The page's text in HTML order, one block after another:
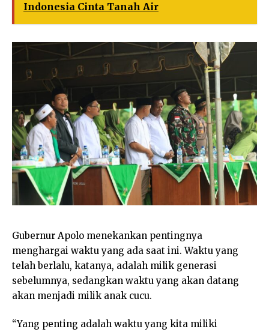
Indonesia Cinta Tanah Air
Gubernur Apolo menekankan pentingnya
menghargai waktu yang ada saat ini. Waktu yang
telah berlalu, katanya, adalah milik generasi
sebelumnya, sedangkan waktu yang akan datang
akan menjadi milik anak cucu.
“Yang penting adalah waktu yang kita miliki